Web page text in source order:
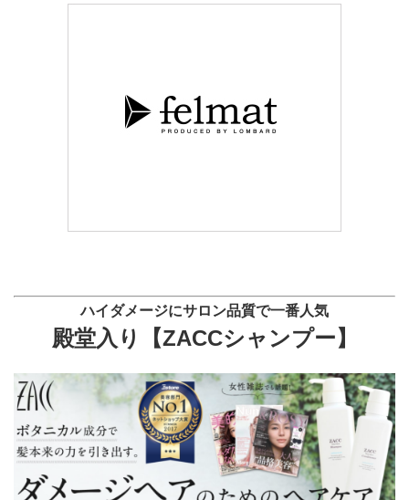
ハイダメージにサロン品質で一番人気
殿堂入り【ZACCシャンプー】